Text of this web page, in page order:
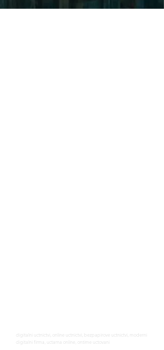
digitalni uctnictvi, online uctnictvi, bezpapirove uctnictvi, moderni
digitalni firma, uctarna online, ontime uctovani